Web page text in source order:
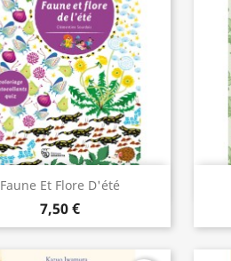
Faune Et Flore D'été
7,50 €
Aperçu rapide